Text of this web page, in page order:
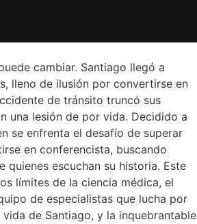
cambiar. Santiago llegó a
lleno de ilusión por convertirse en
de tránsito truncó sus
una lesión de por vida. Decidido a
se enfrenta el desafío de superar
en conferencista, buscando
quienes escuchan su historia. Este
límites de la ciencia médica, el
de especialistas que lucha por
de Santiago, y la inquebrantable